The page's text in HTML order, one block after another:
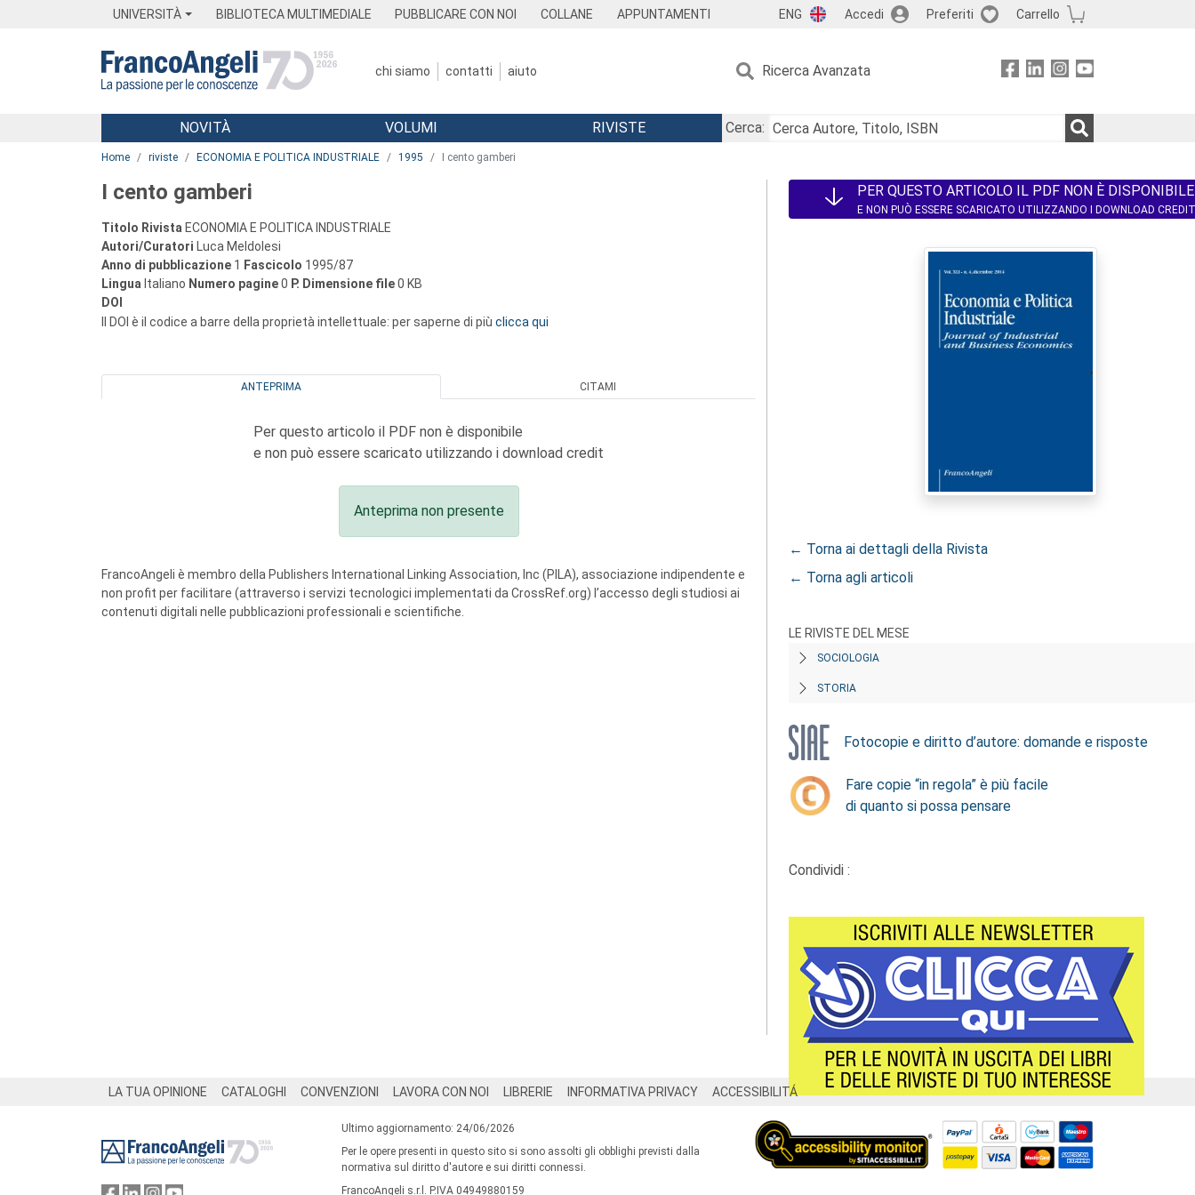
UNIVERSITÀ BIBLIOTECA MULTIMEDIALE PUBBLICARE CON NOI COLLANE APPUNTAMENTI ENG Accedi Preferiti Carrello
chi siamo contatti aiuto Ricerca Avanzata
Menu
NOVITÀ VOLUMI RIVISTE
Cerca:
Home riviste ECONOMIA E POLITICA INDUSTRIALE 1995 I cento gamberi
I cento gamberi
Titolo Rivista ECONOMIA E POLITICA INDUSTRIALE
Autori/Curatori Luca Meldolesi
Anno di pubblicazione 1 Fascicolo 1995/87
Lingua Italiano Numero pagine0 P. Dimensione file0 KB
DOI
Il DOI è il codice a barre della proprietà intellettuale: per saperne di più clicca qui
ANTEPRIMA CITAMI
Per questo articolo il PDF non è disponibile
e non può essere scaricato utilizzando i download credit
Anteprima non presente
FrancoAngeli è membro della Publishers International Linking Association, Inc (PILA), associazione indipendente e
non profit per facilitare (attraverso i servizi tecnologici implementati da CrossRef.org) l’accesso degli studiosi ai
contenuti digitali nelle pubblicazioni professionali e scientifiche.
PER QUESTO ARTICOLO IL PDF NON È DISPONIBILE
E NON PUÒ ESSERE SCARICATO UTILIZZANDO I DOWNLOAD CREDIT
← Torna ai dettagli della Rivista
← Torna agli articoli
LE RIVISTE DEL MESE
SOCIOLOGIA
STORIA
Fotocopie e diritto d’autore: domande e risposte
Fare copie “in regola” è più facile
di quanto si possa pensare
Condividi :
LA TUA OPINIONE CATALOGHI CONVENZIONI LAVORA CON NOI LIBRERIE INFORMATIVA PRIVACY ACCESSIBILITÁ
Ultimo aggiornamento: 24/06/2026
Per le opere presenti in questo sito si sono assolti gli obblighi previsti dalla
normativa sul diritto d'autore e sui diritti connessi.
FrancoAngeli s.r.l. P.IVA 04949880159